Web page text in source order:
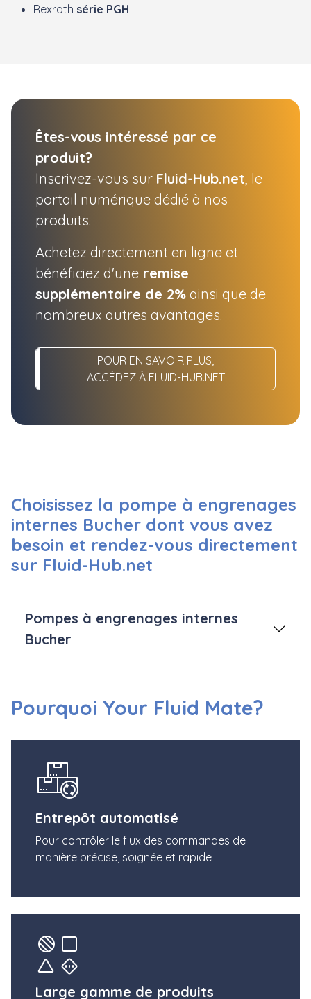
Rexroth série PGH
Êtes-vous intéressé par ce
produit?
Inscrivez-vous sur Fluid-Hub.net , le
portail numérique dédié à nos
produits.
Achetez directement en ligne et
bénéficiez d'une remise
supplémentaire de 2% ainsi que de
nombreux autres avantages.
POUR EN SAVOIR PLUS,
ACCÉDEZ À FLUID-HUB.NET
Choisissez la pompe à engrenages
internes Bucher dont vous avez
besoin et rendez-vous directement
sur Fluid-Hub.net
Pompes à engrenages internes
Bucher
Pourquoi Your Fluid Mate?
Entrepôt automatisé
Pour contrôler le flux des commandes de
manière précise, soignée et rapide
Large gamme de produits